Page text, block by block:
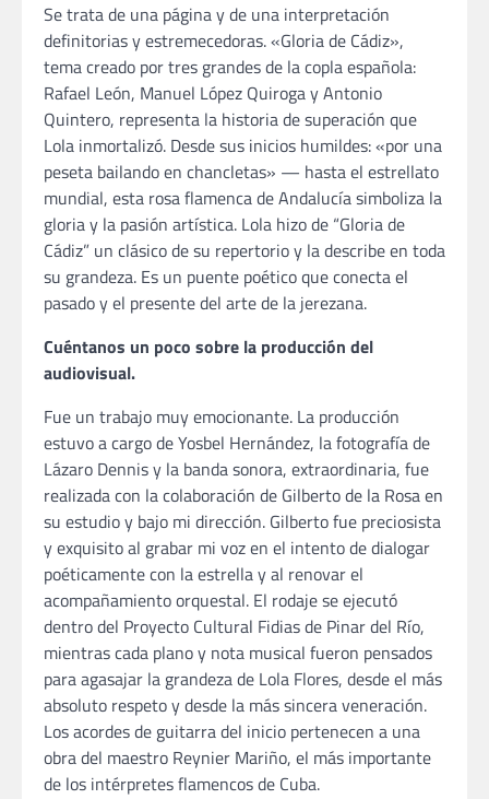
Se trata de una página y de una interpretación
definitorias y estremecedoras. «Gloria de Cádiz»,
tema creado por tres grandes de la copla española:
Rafael León, Manuel López Quiroga y Antonio
Quintero, representa la historia de superación que
Lola inmortalizó. Desde sus inicios humildes: «por una
peseta bailando en chancletas» — hasta el estrellato
mundial, esta rosa flamenca de Andalucía simboliza la
gloria y la pasión artística. Lola hizo de “Gloria de
Cádiz” un clásico de su repertorio y la describe en toda
su grandeza. Es un puente poético que conecta el
pasado y el presente del arte de la jerezana.
Cuéntanos un poco sobre la producción del
audiovisual.
Fue un trabajo muy emocionante. La producción
estuvo a cargo de Yosbel Hernández, la fotografía de
Lázaro Dennis y la banda sonora, extraordinaria, fue
realizada con la colaboración de Gilberto de la Rosa en
su estudio y bajo mi dirección. Gilberto fue preciosista
y exquisito al grabar mi voz en el intento de dialogar
poéticamente con la estrella y al renovar el
acompañamiento orquestal. El rodaje se ejecutó
dentro del Proyecto Cultural Fidias de Pinar del Río,
mientras cada plano y nota musical fueron pensados
para agasajar la grandeza de Lola Flores, desde el más
absoluto respeto y desde la más sincera veneración.
Los acordes de guitarra del inicio pertenecen a una
obra del maestro Reynier Mariño, el más importante
de los intérpretes flamencos de Cuba.